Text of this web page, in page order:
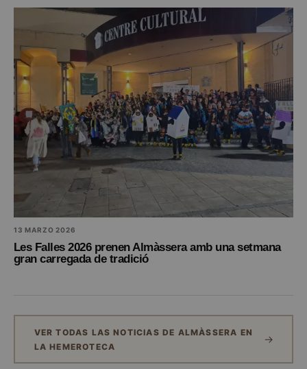
13 MARZO 2026
Les Falles 2026 prenen Almàssera amb una setmana
gran carregada de tradició
VER TODAS LAS NOTICIAS DE ALMÀSSERA EN
LA HEMEROTECA